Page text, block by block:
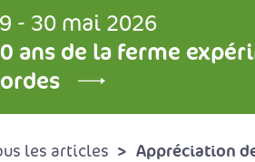
- 30 mai 2026
ans de la ferme
les articles Appréciation